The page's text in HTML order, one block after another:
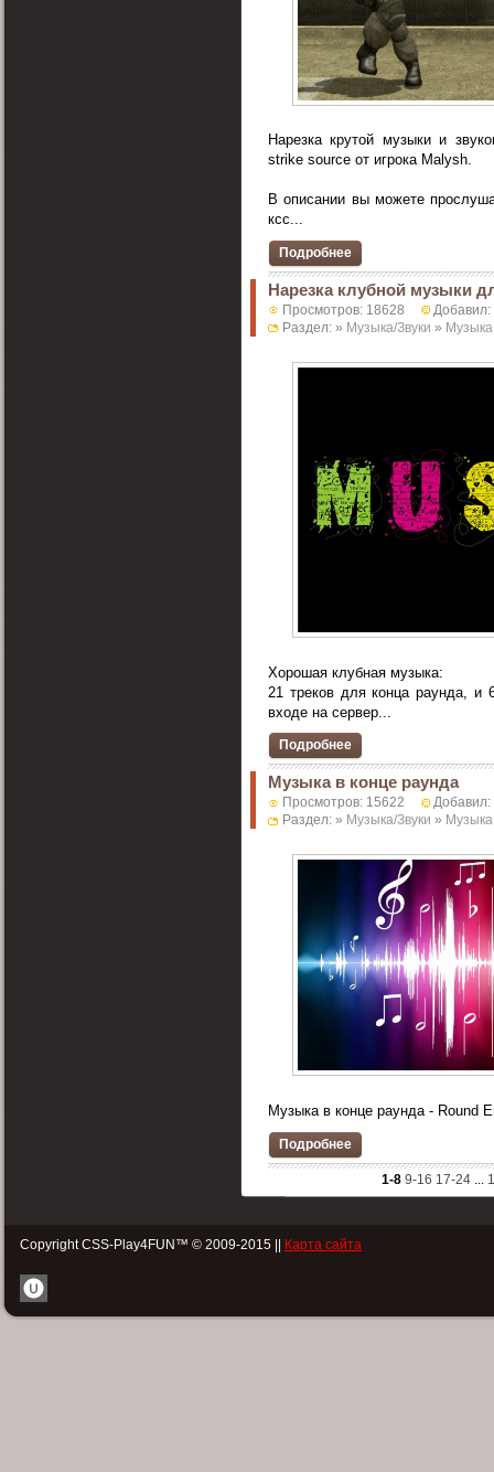
Нарезка крутой музыки и
strike source от игрока Malysh.
В описании вы можете
ксс...
Подробнее
Нарезка клубной музыки
Просмотров: 18628
Добавил:
Раздел: » Музыка/Звуки »
Xорошая клубная музыка:
21 треков для конца раунда, и
входе на сервер...
Подробнее
Музыка в конце раунда
Просмотров: 15622
Добавил:
Раздел: » Музыка/Звуки »
Музыка в конце раунда - Round
Подробнее
1-8 9-16 17-24
Copyright CSS-Play4FUN™ © 2009-2015 || Карта сайта